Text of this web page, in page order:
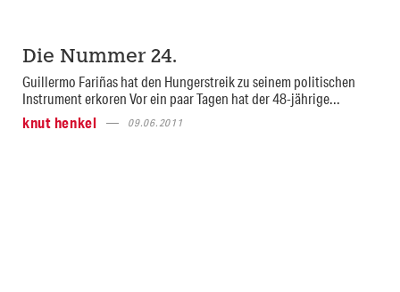
Die Nummer 24.
Guillermo Fariñas hat den Hungerstreik zu seinem politischen
Instrument erkoren Vor ein paar Tagen hat der 48-jährige...
knut henkel
09.06.2011